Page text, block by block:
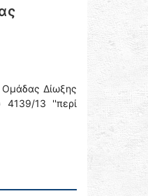
Ομάδας Δίωξης
4139/13 ''περί